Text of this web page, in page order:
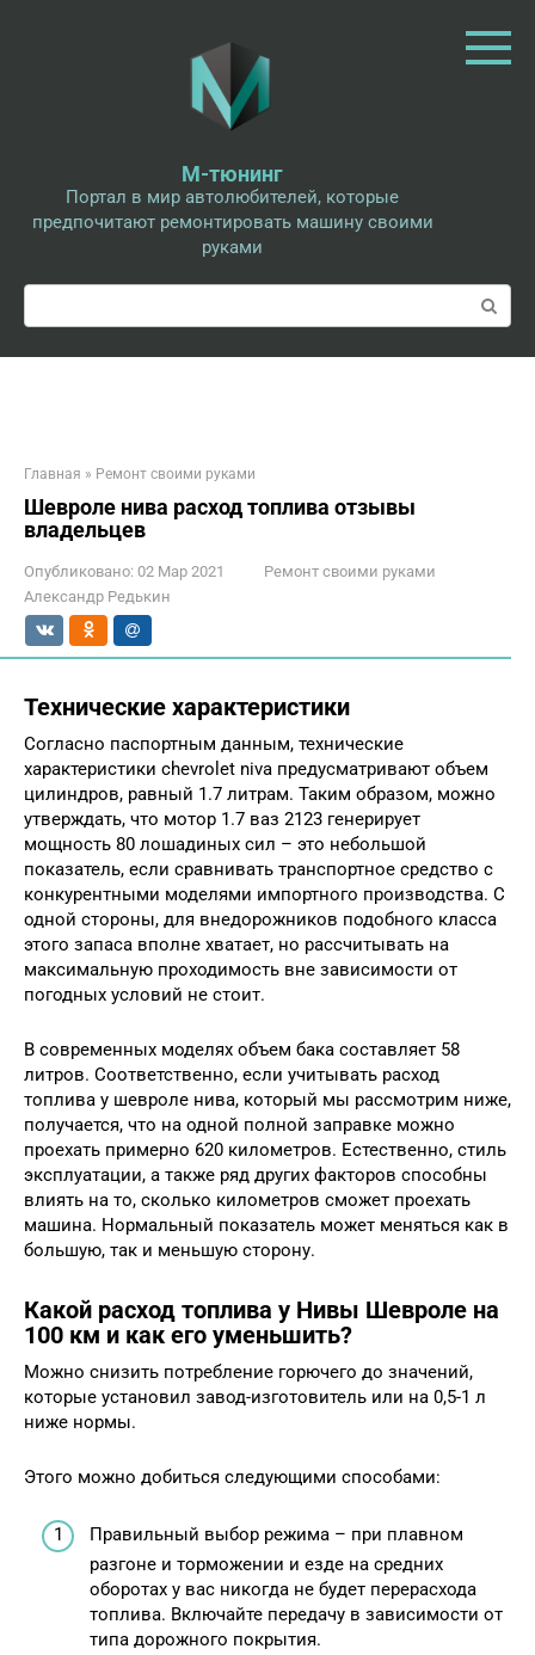
М-тюнинг
Портал в мир автолюбителей, которые
предпочитают ремонтировать машину своими
руками
Поиск:
Главная » Ремонт своими руками
Шевроле нива расход топлива отзывы
владельцев
Опубликовано: 02 Мар 2021
Ремонт своими руками
Александр Редькин
Технические характеристики
Согласно паспортным данным, технические
характеристики chevrolet niva предусматривают объем
цилиндров, равный 1.7 литрам. Таким образом, можно
утверждать, что мотор 1.7 ваз 2123 генерирует
мощность 80 лошадиных сил – это небольшой
показатель, если сравнивать транспортное средство с
конкурентными моделями импортного производства. С
одной стороны, для внедорожников подобного класса
этого запаса вполне хватает, но рассчитывать на
максимальную проходимость вне зависимости от
погодных условий не стоит.
В современных моделях объем бака составляет 58
литров. Соответственно, если учитывать расход
топлива у шевроле нива, который мы рассмотрим ниже,
получается, что на одной полной заправке можно
проехать примерно 620 километров. Естественно, стиль
эксплуатации, а также ряд других факторов способны
влиять на то, сколько километров сможет проехать
машина. Нормальный показатель может меняться как в
большую, так и меньшую сторону.
Какой расход топлива у Нивы Шевроле на
100 км и как его уменьшить?
Можно снизить потребление горючего до значений,
которые установил завод-изготовитель или на 0,5-1 л
ниже нормы.
Этого можно добиться следующими способами:
Правильный выбор режима – при плавном
разгоне и торможении и езде на средних
оборотах у вас никогда не будет перерасхода
топлива. Включайте передачу в зависимости от
типа дорожного покрытия.